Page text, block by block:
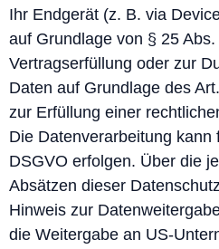
Ihr Endgerät (z. B. via
auf Grundlage von § 25
Vertragserfüllung oder zur
Daten auf Grundlage des
zur Erfüllung einer
Die Datenverarbeitung
DSGVO erfolgen. Über die
Absätzen dieser
Hinweis zur
die Weitergabe an US-